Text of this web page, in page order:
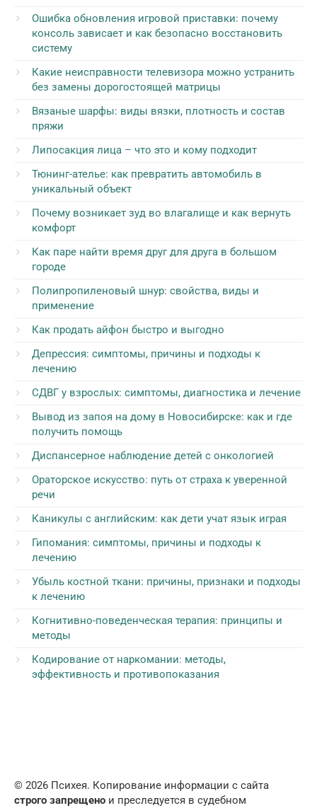
Ошибка обновления игровой приставки: почему
консоль зависает и как безопасно восстановить
систему
Какие неисправности телевизора можно устранить
без замены дорогостоящей матрицы
Вязаные шарфы: виды вязки, плотность и состав
пряжи
Липосакция лица – что это и кому подходит
Тюнинг-ателье: как превратить автомобиль в
уникальный объект
Почему возникает зуд во влагалище и как вернуть
комфорт
Как паре найти время друг для друга в большом
городе
Полипропиленовый шнур: свойства, виды и
применение
Как продать айфон быстро и выгодно
Депрессия: симптомы, причины и подходы к
лечению
СДВГ у взрослых: симптомы, диагностика и лечение
Вывод из запоя на дому в Новосибирске: как и где
получить помощь
Диспансерное наблюдение детей с онкологией
Ораторское искусство: путь от страха к уверенной
речи
Каникулы с английским: как дети учат язык играя
Гипомания: симптомы, причины и подходы к
лечению
Убыль костной ткани: причины, признаки и подходы
к лечению
Когнитивно-поведенческая терапия: принципы и
методы
Кодирование от наркомании: методы,
эффективность и противопоказания
© 2026 Психея. Копирование информации с сайта
строго запрещено и преследуется в судебном